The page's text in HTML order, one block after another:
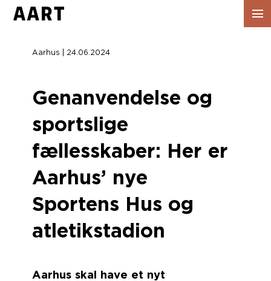
Aarhus | 24.06.2024
Genanvendelse og
sportslige
fællesskaber: Her er
Aarhus’ nye
Sportens Hus og
atletikstadion
Aarhus skal have et nyt